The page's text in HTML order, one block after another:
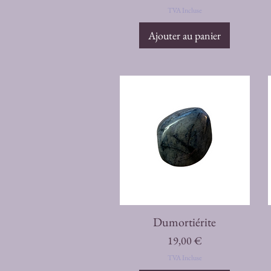
TVA Incluse
Ajouter au panier
Aperçu rapide
Dumortiérite
Prix
19,00 €
TVA Incluse